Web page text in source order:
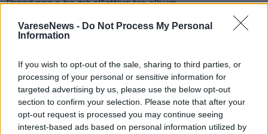
VareseNews - Do Not Process My Personal
Information
If you wish to opt-out of the sale, sharing to third parties, or
processing of your personal or sensitive information for
targeted advertising by us, please use the below opt-out
section to confirm your selection. Please note that after your
opt-out request is processed you may continue seeing
interest-based ads based on personal information utilized by
l’hand pan e ha già all’attivo tre album.
Il costo di partecipazione è di 15 euro a persona.Qui
la locandina dell’evento
Prenotazioni e informazioni con un’e-mail a
amoprenotazione@gmail.com o su Whatsapp 340
9266691
(Foto di Fabio Calanca)